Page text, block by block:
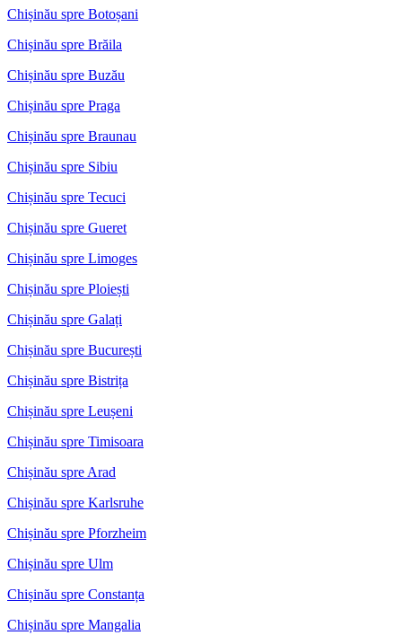
Chișinău spre Botoșani
Chișinău spre Brăila
Chișinău spre Buzău
Chișinău spre Praga
Chișinău spre Braunau
Chișinău spre Sibiu
Chișinău spre Tecuci
Chișinău spre Gueret
Chișinău spre Limoges
Chișinău spre Ploiești
Chișinău spre Galați
Chișinău spre București
Chișinău spre Bistrița
Chișinău spre Leușeni
Chișinău spre Timisoara
Chișinău spre Arad
Chișinău spre Karlsruhe
Chișinău spre Pforzheim
Chișinău spre Ulm
Chișinău spre Constanța
Chișinău spre Mangalia